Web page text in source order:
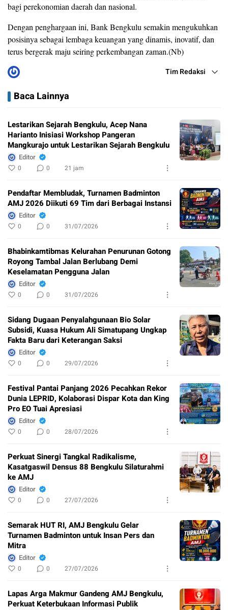
bagi perekonomian daerah dan nasional.
Dengan penghargaan ini, Bank Bengkulu semakin mengukuhkan
posisinya sebagai lembaga keuangan yang dinamis, inovatif, dan
terus bergerak maju seiring perkembangan zaman.(Nb)
Tim Redaksi
Baca Lainnya
Lestarikan Sejarah Bengkulu, Acep Nana
Harianto Inisiasi Workshop Pangeran
Mangkurajo untuk Lestarikan Sejarah Bengkulu
Editor
0 0 21 jam
Pendaftar Membludak, Turnamen Badminton
AMJ 2026 Diikuti 69 Tim dari Berbagai Instansi
Editor
0 0 31/07/2026
Bhabinkamtibmas Kelurahan Penurunan Gotong
Royong Tambal Jalan Berlubang Demi
Keselamatan Pengguna Jalan
Editor
0 0 31/07/2026
Sidang Dugaan Penyalahgunaan Bio Solar
Subsidi, Kuasa Hukum Ali Simatupang Ungkap
Fakta Baru dari Keterangan Saksi
Editor
0 0 29/07/2026
Festival Pantai Panjang 2026 Pecahkan Rekor
Dunia LEPRID, Kolaborasi Dispar Kota dan King
Pro EO Tuai Apresiasi
Editor
0 0 28/07/2026
Perkuat Sinergi Tangkal Radikalisme,
Kasatgaswil Densus 88 Bengkulu Silaturahmi
ke AMJ
Editor
0 0 27/07/2026
Semarak HUT RI, AMJ Bengkulu Gelar
Turnamen Badminton untuk Insan Pers dan
Mitra
Editor
0 0 27/07/2026
Lapas Arga Makmur Gandeng AMJ Bengkulu,
Perkuat Keterbukaan Informasi Publik